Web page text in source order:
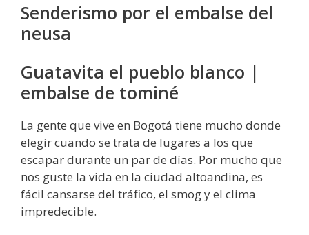
Senderismo por el embalse del
neusa
Guatavita el pueblo blanco |
embalse de tominé
La gente que vive en Bogotá tiene mucho donde
elegir cuando se trata de lugares a los que
escapar durante un par de días. Por mucho que
nos guste la vida en la ciudad altoandina, es
fácil cansarse del tráfico, el smog y el clima
impredecible.